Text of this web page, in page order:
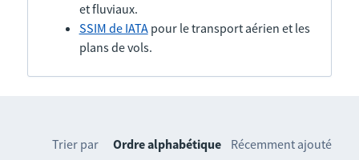
et fluviaux.
SSIM de IATApour le transport aérien et les
plans de vols.
Trier par Ordre alphabétique Récemment ajouté